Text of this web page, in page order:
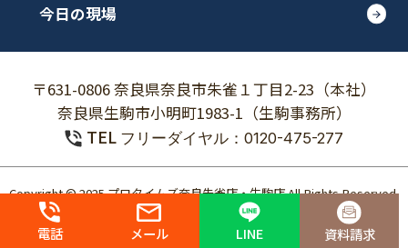
今日の現場
〒631-0806 奈良県奈良市朱雀１丁目2-23（本社）
奈良県生駒市小明町1983-1（生駒事務所）
TEL フリーダイヤル：0120-475-277
Copyright © 2025 プロタイムズ奈良朱雀店・生駒店 All Rights Reserved.
個人情報保護方針
電話 メール LINE 資料請求